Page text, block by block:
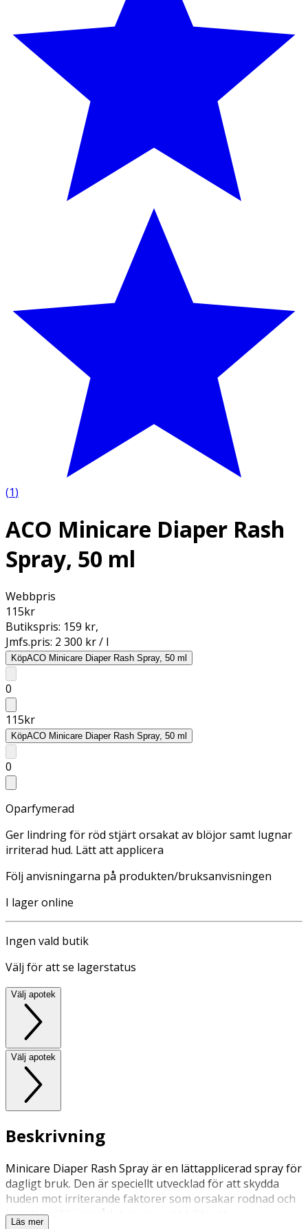
(1)
ACO Minicare Diaper Rash
Spray, 50 ml
Webbpris
115kr
Butikspris: 159 kr,
Jmfs.pris: 2 300 kr / l
KöpACO Minicare Diaper Rash Spray, 50 ml
0
115kr
KöpACO Minicare Diaper Rash Spray, 50 ml
0
Oparfymerad
Ger lindring för röd stjärt orsakat av blöjor samt lugnar
irriterad hud. Lätt att applicera
Följ anvisningarna på produkten/bruksanvisningen
I lager online
Ingen vald butik
Välj för att se lagerstatus
Välj apotek
Välj apotek
Beskrivning
Minicare Diaper Rash Spray är en lättapplicerad spray för
dagligt bruk. Den är speciellt utvecklad för att skydda
huden mot irriterande faktorer som orsakar rodnad och
irritation i blöjområdet, genom att bilda ett
Läs mer